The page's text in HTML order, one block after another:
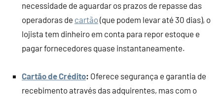
necessidade de aguardar os prazos de repasse das
operadoras de cartão(que podem levar até 30 dias), o
lojista tem dinheiro em conta para repor estoque e
pagar fornecedores quase instantaneamente.
Cartão de Crédito: Oferece segurança e garantia de
recebimento através das adquirentes, mas com o